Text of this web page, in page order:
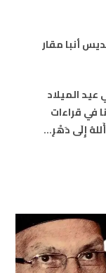
أنبا مقار
في عيد الميلاد
في قراءات
إِلَى دَهْرِ…